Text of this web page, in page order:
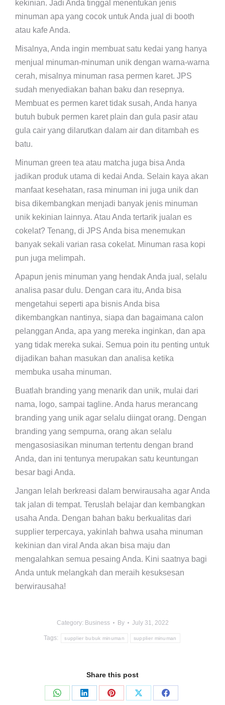
kekinian. Jadi Anda tinggal menentukan jenis
minuman apa yang cocok untuk Anda jual di booth
atau kafe Anda.
Misalnya, Anda ingin membuat satu kedai yang hanya
menjual minuman-minuman unik dengan warna-warna
cerah, misalnya minuman rasa permen karet. JPS
sudah menyediakan bahan baku dan resepnya.
Membuat es permen karet tidak susah, Anda hanya
butuh bubuk permen karet plain dan gula pasir atau
gula cair yang dilarutkan dalam air dan ditambah es
batu.
Minuman green tea atau matcha juga bisa Anda
jadikan produk utama di kedai Anda. Selain kaya akan
manfaat kesehatan, rasa minuman ini juga unik dan
bisa dikembangkan menjadi banyak jenis minuman
unik kekinian lainnya. Atau Anda tertarik jualan es
cokelat? Tenang, di JPS Anda bisa menemukan
banyak sekali varian rasa cokelat. Minuman rasa kopi
pun juga melimpah.
Apapun jenis minuman yang hendak Anda jual, selalu
analisa pasar dulu. Dengan cara itu, Anda bisa
mengetahui seperti apa bisnis Anda bisa
dikembangkan nantinya, siapa dan bagaimana calon
pelanggan Anda, apa yang mereka inginkan, dan apa
yang tidak mereka sukai. Semua poin itu penting untuk
dijadikan bahan masukan dan analisa ketika
membuka usaha minuman.
Buatlah branding yang menarik dan unik, mulai dari
nama, logo, sampai tagline. Anda harus merancang
branding yang unik agar selalu diingat orang. Dengan
branding yang sempurna, orang akan selalu
mengasosiasikan minuman tertentu dengan brand
Anda, dan ini tentunya merupakan satu keuntungan
besar bagi Anda.
Jangan lelah berkreasi dalam berwirausaha agar Anda
tak jalan di tempat. Teruslah belajar dan kembangkan
usaha Anda. Dengan bahan baku berkualitas dari
supplier terpercaya, yakinlah bahwa usaha minuman
kekinian dan viral Anda akan bisa maju dan
mengalahkan semua pesaing Anda. Kini saatnya bagi
Anda untuk melangkah dan meraih kesuksesan
berwirausaha!
Category: Business By July 31, 2022
Tags: supplier bubuk minuman supplier minuman
Share this post
Share
Share
Share
Share
Share